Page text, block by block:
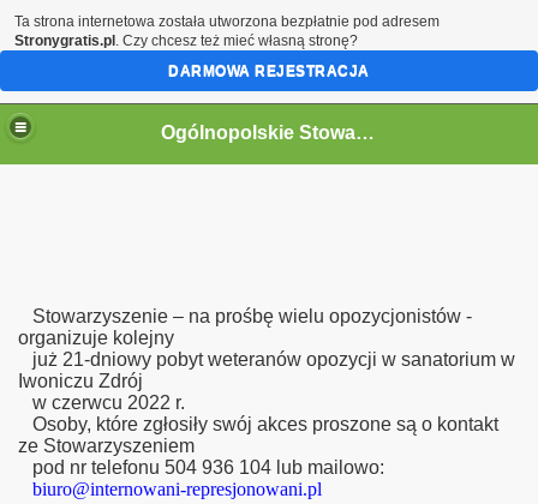
Ogólnopolskie Stowarzyszenie Internowanych i Represjonowanych
Stowarzyszenie – na prośbę wielu opozycjonistów -
organizuje kolejny
już 21-dniowy pobyt weteranów opozycji w sanatorium w
Iwoniczu Zdrój
w czerwcu 2022 r.
Osoby, które zgłosiły swój akces proszone są o kontakt
ze Stowarzyszeniem
pod nr telefonu 504 936 104 lub mailowo:
biuro@internowani-represjonowani.pl
Ta strona internetowa została utworzona bezpłatnie pod adresem
Stronygratis.pl . Czy chcesz też mieć własną stronę?
DARMOWA REJESTRACJA